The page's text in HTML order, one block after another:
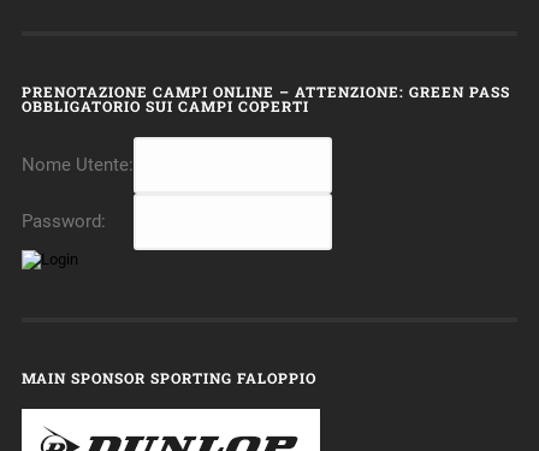
PRENOTAZIONE CAMPI ONLINE – ATTENZIONE: GREEN PASS
OBBLIGATORIO SUI CAMPI COPERTI
Nome Utente:
Password:
MAIN SPONSOR SPORTING FALOPPIO